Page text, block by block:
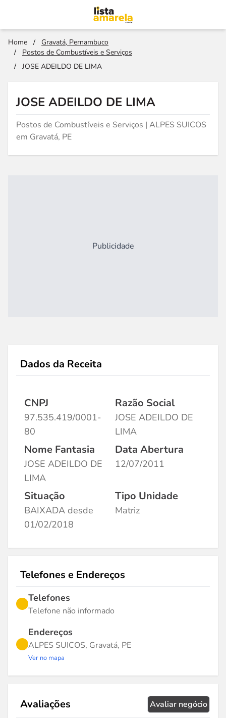
Home /
Gravatá, Pernambuco
/
Postos de Combustíveis e Serviços
/
JOSE ADEILDO DE LIMA
JOSE ADEILDO DE LIMA
Postos de Combustíveis e Serviços | ALPES SUICOS
em Gravatá, PE
Publicidade
Dados da Receita
CNPJ
97.535.419/0001-
80
Razão Social
JOSE ADEILDO DE
LIMA
Nome Fantasia
JOSE ADEILDO DE
LIMA
Data Abertura
12/07/2011
Situação
BAIXADA desde
01/02/2018
Tipo Unidade
Matriz
Telefones e Endereços
Telefones
Telefone não informado
Endereços
ALPES SUICOS, Gravatá, PE
Ver no mapa
Avaliações Avaliar negócio